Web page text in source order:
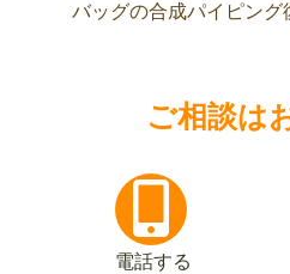
バッグの合成パイピン
ご相談は
電話する